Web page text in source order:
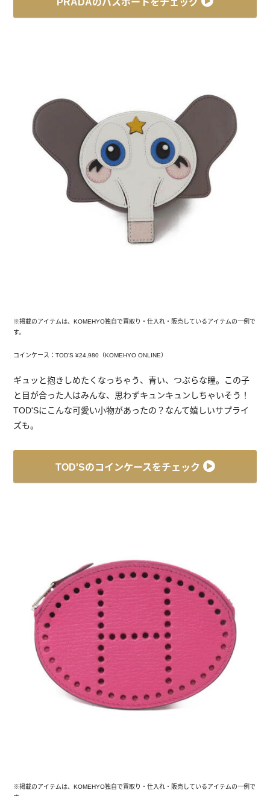
PRADAのパスポートをチェック
※掲載のアイテムは、KOMEHYO独自で買取り・仕入れ・販売しているアイテムの一例で
す。
コインケース：TOD'S ¥24,980（KOMEHYO ONLINE）
ギュッと抱きしめたくなっちゃう、青い、つぶらな瞳。この子
と目が合った人はみんな、思わずキュンキュンしちゃいそう！
TOD'Sにこんな可愛い小物があったの？なんて嬉しいサプライ
ズも。
TOD'Sのコインケースをチェック
※掲載のアイテムは、KOMEHYO独自で買取り・仕入れ・販売しているアイテムの一例で